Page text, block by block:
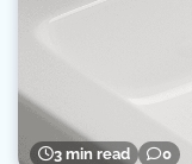
3 min read 0